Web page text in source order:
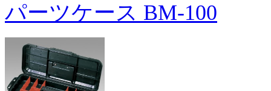
パーツケース BM-100